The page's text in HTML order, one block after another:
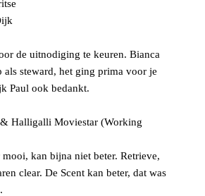
de uitnodiging te keuren. Bianca
steward, het ging prima voor je
Paul ook bedankt.
Halligalli Moviestar (Working
kan bijna niet beter. Retrieve,
clear. De Scent kan beter, dat was